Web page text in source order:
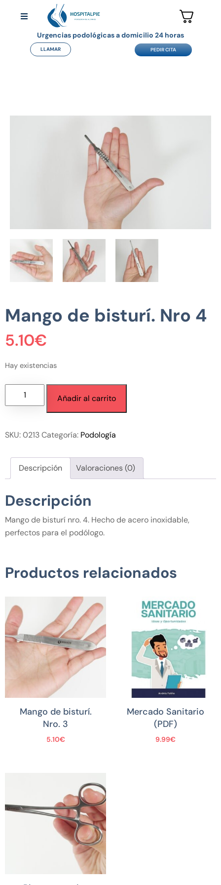
Urgencias podológicas a domicilio 24 horas
LLAMAR PEDIR CITA
Mango de bisturí. Nro 4
5.10€
Hay existencias
Añadir al carrito
SKU:0213Categoría: Podología
Descripción Valoraciones (0)
Descripción
Mango de bisturí nro. 4. Hecho de acero inoxidable,
perfectos para el podólogo.
Productos relacionados
Mango de bisturí.
Nro. 3
5.10€
Mercado Sanitario
(PDF)
9.99€